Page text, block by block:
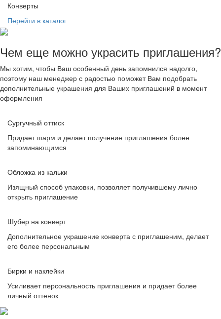
Конверты
Перейти в каталог
Чем еще можно украсить приглашения?
Мы хотим, чтобы Ваш особенный день запомнился надолго,
поэтому наш менеджер с радостью поможет Вам подобрать
дополнительные украшения для Ваших приглашений в момент
оформления
Сургучный оттиск
Придает шарм и делает получение приглашения более
запоминающимся
Обложка из кальки
Изящный способ упаковки, позволяет получившему лично
открыть приглашение
Шубер на конверт
Дополнительное украшение конверта с приглашеним, делает
его более персональным
Бирки и наклейки
Усиливает персональность приглашения и придает более
личный оттенок